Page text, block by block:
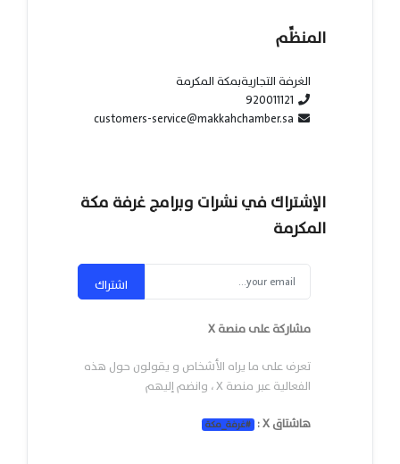
المنظِّم
الغرفة التجاريةبمكة المكرمة
920011121
customers-service@makkahchamber.sa
الإشتراك في نشرات وبرامج غرفة مكة
المكرمة
اشتراك
مشاركة على منصة X
تعرف على ما يراه الأشخاص و يقولون حول هذه
الفعالية عبر منصة X ، وانضم إليهم
هاشتاق X :
#غرفة_مكة